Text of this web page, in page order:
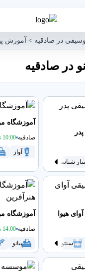
در صادقیه > آموزش
در صادقیه
شناسی
آموزشگاه
صادقیه 10:00 تا 21:00
آواز
هیوا
سنتور سه تار
آموزشگاه
صادقیه 14:00 تا 20:00
پیانو